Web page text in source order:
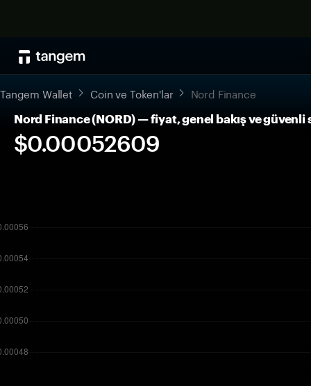
Tangem Wallet Coin ve Token'lar Nord Finance
Nord Finance (NORD) — fiyat, genel bakış ve güvenli
$0.00052609